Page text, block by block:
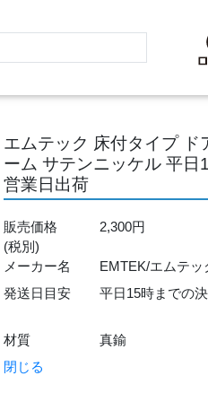
エムテック 床付タイプ ド
ーム サテンニッケル 平日
営業日出荷
販売価格
(税別)
2,300円
メーカー名
EMTEK/エムテッ
発送日目安
平日15時までの
材質
真鍮
閉じる